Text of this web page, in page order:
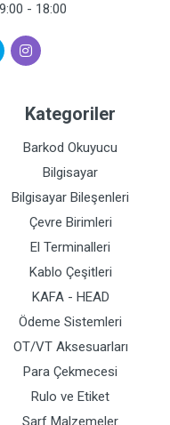
- 18:00
Kategoriler
Barkod Okuyucu
Bilgisayar
Bilgisayar Bileşenleri
Çevre Birimleri
El Terminalleri
Kablo Çeşitleri
KAFA - HEAD
Ödeme Sistemleri
OT/VT Aksesuarları
Para Çekmecesi
Rulo ve Etiket
Sarf Malzemeler